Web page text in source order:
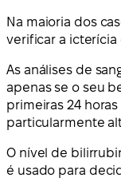
Na maioria dos
verificar a icterícia
As análises de
apenas se o seu
primeiras 24
particularmente
O nível de
é usado para